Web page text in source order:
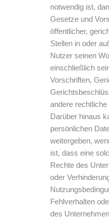
notwendig ist,
Gesetze und
öffentlicher,
Stellen in oder
Nutzer seinen
einschließlich
Vorschriften,
andere
Darüber hinaus
persönlichen
weitergeben,
ist, dass eine
Rechte des
oder
Fehlverhalten
des